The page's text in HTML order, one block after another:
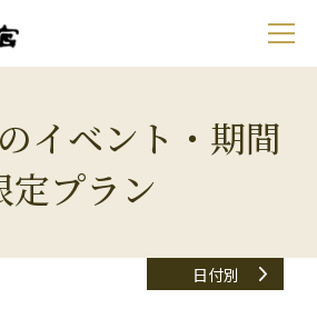
イベント・期間
定プラン
日付別